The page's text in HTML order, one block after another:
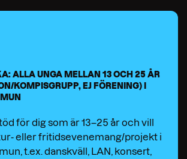
ALLA UNGA MELLAN 13 OCH 25 ÅR
KOMPISGRUPP, EJ FÖRENING) I
för dig som är 13–25 år och vill
eller fritidsevenemang/projekt i
t.ex. danskväll, LAN, konsert,